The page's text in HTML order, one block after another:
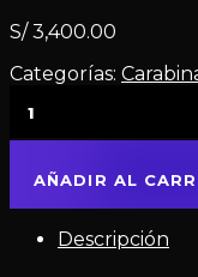
S/3,400.00
Categorías:
AÑADIR AL
Descripción